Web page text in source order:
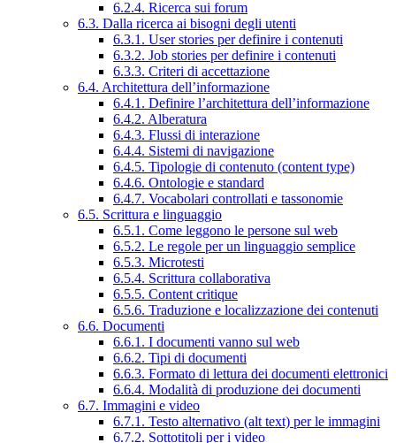
6.2.4. Ricerca sui forum
6.3. Dalla ricerca ai bisogni degli utenti
6.3.1. User stories per definire i contenuti
6.3.2. Job stories per definire i contenuti
6.3.3. Criteri di accettazione
6.4. Architettura dell’informazione
6.4.1. Definire l’architettura dell’informazione
6.4.2. Alberatura
6.4.3. Flussi di interazione
6.4.4. Sistemi di navigazione
6.4.5. Tipologie di contenuto (content type)
6.4.6. Ontologie e standard
6.4.7. Vocabolari controllati e tassonomie
6.5. Scrittura e linguaggio
6.5.1. Come leggono le persone sul web
6.5.2. Le regole per un linguaggio semplice
6.5.3. Microtesti
6.5.4. Scrittura collaborativa
6.5.5. Content critique
6.5.6. Traduzione e localizzazione dei contenuti
6.6. Documenti
6.6.1. I documenti vanno sul web
6.6.2. Tipi di documenti
6.6.3. Formato di lettura dei documenti elettronici
6.6.4. Modalità di produzione dei documenti
6.7. Immagini e video
6.7.1. Testo alternativo (alt text) per le immagini
6.7.2. Sottotitoli per i video